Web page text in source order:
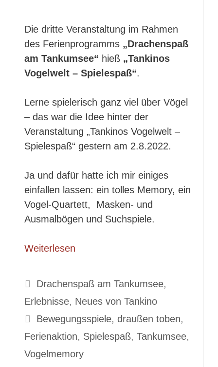
Die dritte Veranstaltung im Rahmen
des Ferienprogramms „Drachenspaß
am Tankumsee“ hieß „Tankinos
Vogelwelt – Spielespaß“.
Lerne spielerisch ganz viel über Vögel
– das war die Idee hinter der
Veranstaltung „Tankinos Vogelwelt –
Spielespaß“ gestern am 2.8.2022.
Ja und dafür hatte ich mir einiges
einfallen lassen: ein tolles Memory, ein
Vogel-Quartett, Masken- und
Ausmalbögen und Suchspiele.
Weiterlesen
Kategorien
Drachenspaß am Tankumsee,
Erlebnisse, Neues von Tankino
Schlagwörter
Bewegungsspiele, draußen toben,
Ferienaktion, Spielespaß, Tankumsee,
Vogelmemory